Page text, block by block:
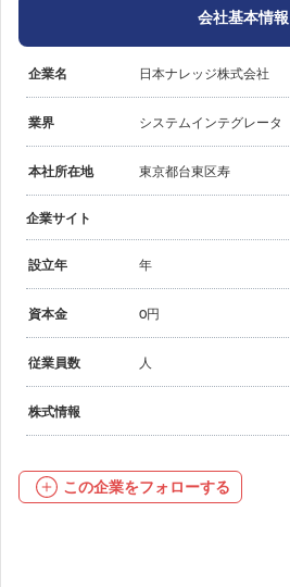
会社基本情報
企業名 日本ナレッジ株式会社
業界 システムインテグレータ
本社所在地 東京都台東区寿
企業サイト
設立年 年
資本金 0円
従業員数 人
株式情報
この企業をフォローする